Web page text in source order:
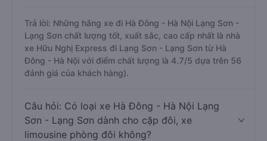
Trả lời: Những hãng xe đi Hà Đông - Hà Nội Lạng Sơn -
Lạng Sơn chất lượng tốt, xuất sắc, cao cấp nhất là nhà
xe Hữu Nghị Express đi Lạng Sơn - Lạng Sơn từ Hà
Đông - Hà Nội với điểm chất lượng là 4.7/5 dựa trên 56
đánh giá của khách hàng).
Câu hỏi: Có loại xe Hà Đông - Hà Nội Lạng
Sơn - Lạng Sơn dành cho cặp đôi, xe
limousine phòng đôi không?